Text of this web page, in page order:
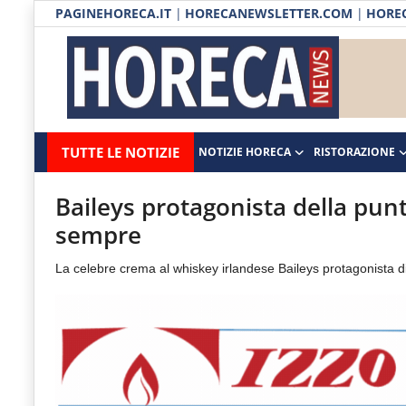
PAGINEHORECA.IT | HORECANEWSLETTER.COM |
Horecanews.it
-
Notizie
Horeca
Il
portale
del
Horeca
e
TUTTE LE NOTIZIE NOTIZIE HORECA RISTORAZIONE
Notizie HORECA
Ristorazione
Ospitalità
Distribuzione
Eventi
RUBRICHE
Baileys protagonista della
sempre
La celebre crema al whiskey irlandese Baileys protagonista